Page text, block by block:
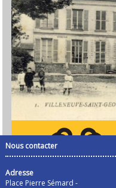
Nous contacter
Adresse
Place Pierre Sémard -